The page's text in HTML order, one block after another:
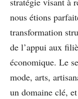
nous étions
transformation
de l’appui aux
économique. Le
mode, arts,
un domaine clé,